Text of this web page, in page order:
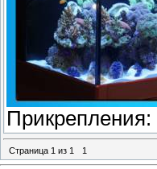
Прикрепления:
Страница 1 из 1 1